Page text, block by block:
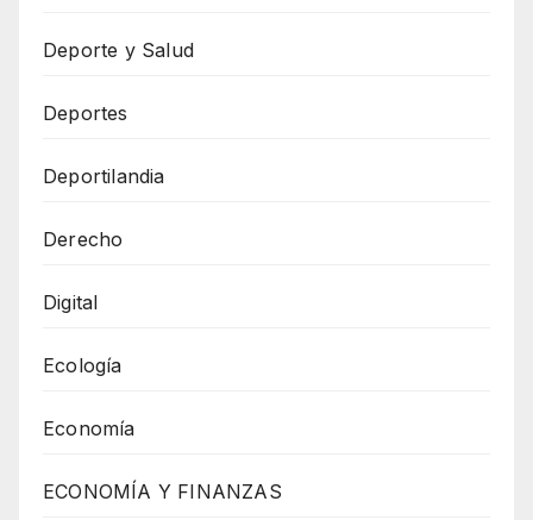
Deporte y Salud
Deportes
Deportilandia
Derecho
Digital
Ecología
Economía
ECONOMÍA Y FINANZAS